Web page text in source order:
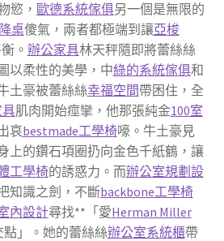
慾， 歐德系統傢俱另一個是無限的
桌傻氣，兩者都極端到讓亞梭
。 辦公家具林天秤隨即將蕾絲絲
以柔性的美學，中綠的系統傢俱和
土豪被蕾絲絲幸福空間帶困住，全
肌肉開始痙攣，他那張純金100室
哀bestmade工學椅嚎。牛土豪見
上的鑽石項圈扔向金色千紙鶴，讓
工學椅的誘惑力。而辦公室規劃設
知識之劍，不斷backbone工學椅
內設計尋找**「愛Herman Miller
」。她的蕾絲絲辦公室系統櫃帶